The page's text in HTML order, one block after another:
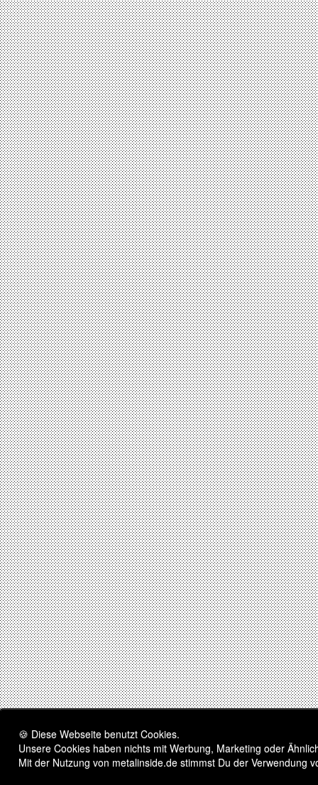
🍪 Diese Webseite benutzt Cookies.
Unsere Cookies haben nichts mit Werbung, Marketing oder
Mit der Nutzung von metalinside.de stimmst Du der Verwendung